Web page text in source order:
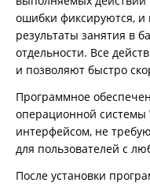
ошибки фиксируются, и
результаты занятия в
отдельности. Все
и позволяют быстро
Программное
операционной системы
интерфейсом, не
для пользователей с
После установки